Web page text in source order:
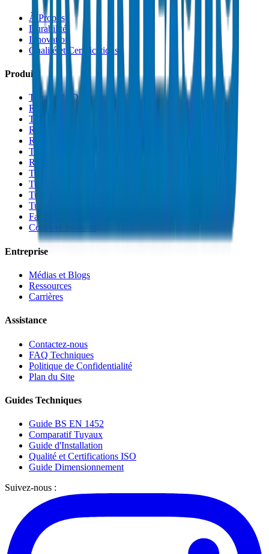
À Propos
Durabilité
Innovation
Qualité et Certifications
Produits
Tuyaux de Drainage UPVC
Raccords de Drainage UPVC
Tuyaux PVC Haute Pression
Raccords PVC Haute Pression
Raccords PVC SCH 40
Tuyaux de Gaine PVC
Raccords de Gaine PVC
Tuyaux Conduit PVC
Tuyaux PP-R
Tuyaux HDPE
Tuyaux PEX
Fabrications et Accessoires
Colles et Solvants
Entreprise
Médias et Blogs
Ressources
Carrières
Assistance
Contactez-nous
FAQ Techniques
Politique de Confidentialité
Plan du Site
Guides Techniques
Guide BS EN 1452
Comparatif Tuyaux
Guide d'Installation
Qualité et Certifications ISO
Guide Dimensionnement
Suivez-nous :